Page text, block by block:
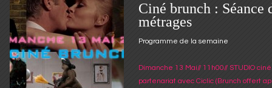
Ciné brunch : Séance
métrages
Programme de la semaine
Dimanche 13 Mai// 11h00// STUDIO
partenariat avec Ciclic (Brunch offert